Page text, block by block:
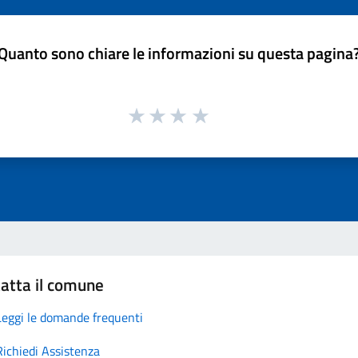
sono chiare le informazioni su questa
il comune
le domande frequenti
Assistenza